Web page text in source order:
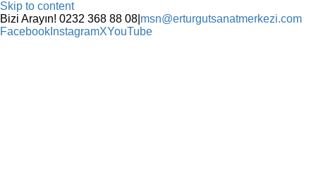
Skip to content
Bizi Arayın! 0232 368 88 08 msn@erturgutsanatmerkezi.com
Facebook InstagramXYouTube